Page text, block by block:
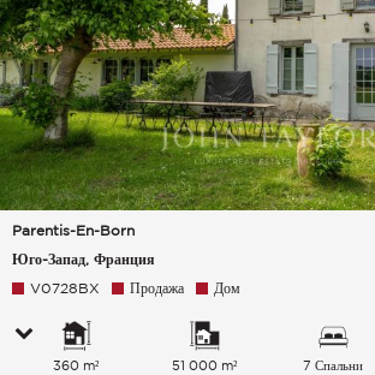
Parentis-En-Born
Юго-Запад, Франция
V0728BX Продажа Дом
360 m² 51 000 m² 7 Спальни